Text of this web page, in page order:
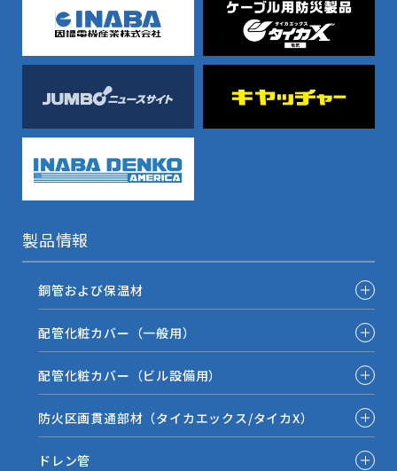
製品情報
銅管および保温材
配管化粧カバー（一般用）
配管化粧カバー（ビル設備用）
防火区画貫通部材（タイカエックス/タイカX）
ドレン管